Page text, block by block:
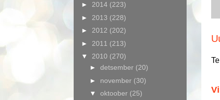
► 2014 (223)
► 2013 (228)
► 2012 (202)
► 2011 (213)
▼ 2010 (270)
► detsember (20)
► november (30)
▼ oktoober (25)